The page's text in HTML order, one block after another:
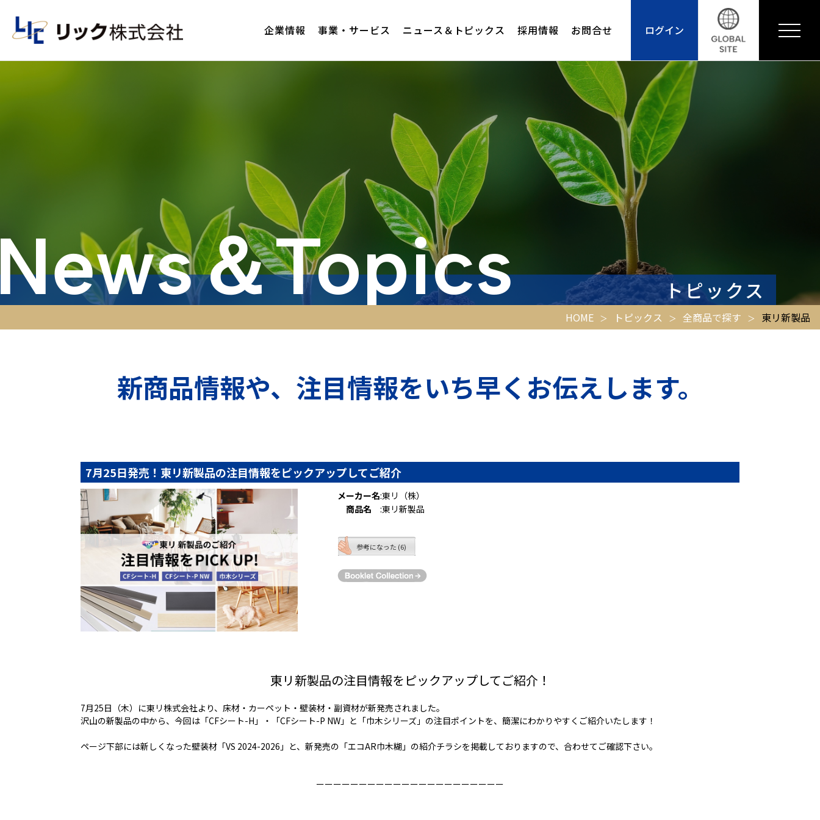
企業情報 事業・サービス ニュース＆トピックス 採用情報 お問合せ ログイン
＆Topics トピックス
HOME トピックス 全商品で探す 東リ新製品
新商品情報や、注目情報をいち早くお伝えします。
7月25日発売！東リ新製品の注目情報をピックアップしてご紹介
メーカー名:東リ（株）
商品名
:東リ新製品
参考になった (6)
東リ新製品の注目情報をピックアップしてご紹介！
7月25日（木）に東リ株式会社より、床材・カーペット・壁装材・副資材が新発売されました。
沢山の新製品の中から、今回は「CFシート-H」・「CFシート-P NW」と「巾木シリーズ」の注目ポイントを、簡潔にわかりやすくご紹介いたします！
ページ下部には新しくなった壁装材「VS 2024-2026」と、新発売の「エコAR巾木糊」の紹介チラシを掲載しておりますので、合わせてご確認下さい。
ーーーーーーーーーーーーーーーーーーーーーー